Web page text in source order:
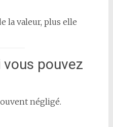
la valeur, plus elle
vous pouvez
négligé.